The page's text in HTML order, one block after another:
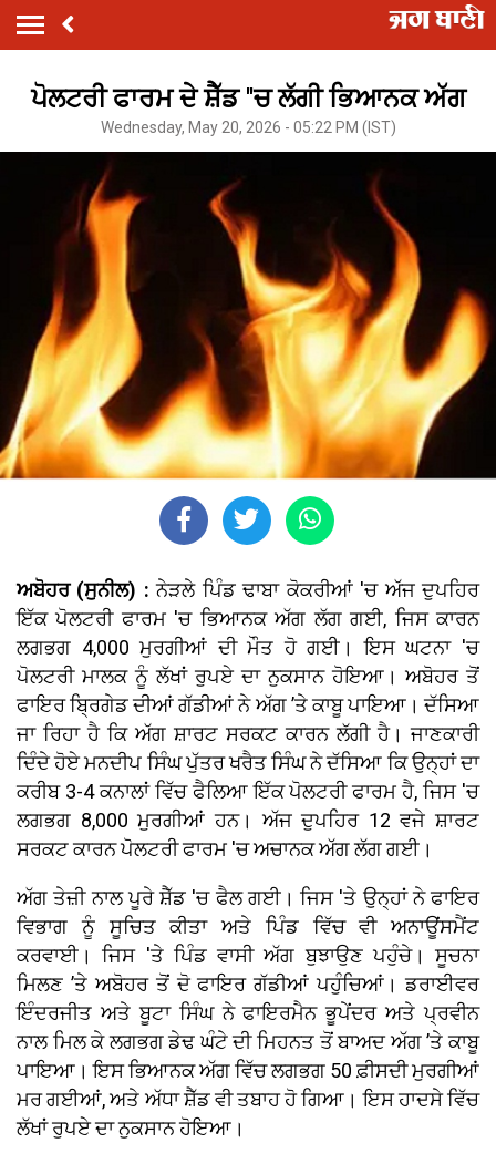
ਪੋਲਟਰੀ ਫਾਰਮ ਦੇ ਸ਼ੈੱਡ ''ਚ ਲੱਗੀ ਭਿਆਨਕ ਅੱਗ
Wednesday, May 20, 2026 - 05:22 PM (IST)
ਅਬੋਹਰ (ਸੁਨੀਲ) :ਨੇੜਲੇ ਪਿੰਡ ਢਾਬਾ ਕੋਕਰੀਆਂ 'ਚ ਅੱਜ ਦੁਪਹਿਰ
ਇੱਕ ਪੋਲਟਰੀ ਫਾਰਮ 'ਚ ਭਿਆਨਕ ਅੱਗ ਲੱਗ ਗਈ, ਜਿਸ ਕਾਰਨ
ਲਗਭਗ 4,000 ਮੁਰਗੀਆਂ ਦੀ ਮੌਤ ਹੋ ਗਈ। ਇਸ ਘਟਨਾ 'ਚ
ਪੋਲਟਰੀ ਮਾਲਕ ਨੂੰ ਲੱਖਾਂ ਰੁਪਏ ਦਾ ਨੁਕਸਾਨ ਹੋਇਆ। ਅਬੋਹਰ ਤੋਂ
ਫਾਇਰ ਬ੍ਰਿਗੇਡ ਦੀਆਂ ਗੱਡੀਆਂ ਨੇ ਅੱਗ ’ਤੇ ਕਾਬੂ ਪਾਇਆ। ਦੱਸਿਆ
ਜਾ ਰਿਹਾ ਹੈ ਕਿ ਅੱਗ ਸ਼ਾਰਟ ਸਰਕਟ ਕਾਰਨ ਲੱਗੀ ਹੈ। ਜਾਣਕਾਰੀ
ਦਿੰਦੇ ਹੋਏ ਮਨਦੀਪ ਸਿੰਘ ਪੁੱਤਰ ਖਰੈਤ ਸਿੰਘ ਨੇ ਦੱਸਿਆ ਕਿ ਉਨ੍ਹਾਂ ਦਾ
ਕਰੀਬ 3-4 ਕਨਾਲਾਂ ਵਿੱਚ ਫੈਲਿਆ ਇੱਕ ਪੋਲਟਰੀ ਫਾਰਮ ਹੈ, ਜਿਸ 'ਚ
ਲਗਭਗ 8,000 ਮੁਰਗੀਆਂ ਹਨ। ਅੱਜ ਦੁਪਹਿਰ 12 ਵਜੇ ਸ਼ਾਰਟ
ਸਰਕਟ ਕਾਰਨ ਪੋਲਟਰੀ ਫਾਰਮ 'ਚ ਅਚਾਨਕ ਅੱਗ ਲੱਗ ਗਈ।
ਅੱਗ ਤੇਜ਼ੀ ਨਾਲ ਪੂਰੇ ਸ਼ੈੱਡ 'ਚ ਫੈਲ ਗਈ। ਜਿਸ 'ਤੇ ਉਨ੍ਹਾਂ ਨੇ ਫਾਇਰ
ਵਿਭਾਗ ਨੂੰ ਸੂਚਿਤ ਕੀਤਾ ਅਤੇ ਪਿੰਡ ਵਿੱਚ ਵੀ ਅਨਾਊਂਸਮੈਂਟ
ਕਰਵਾਈ। ਜਿਸ 'ਤੇ ਪਿੰਡ ਵਾਸੀ ਅੱਗ ਬੁਝਾਉਣ ਪਹੁੰਚੇ। ਸੂਚਨਾ
ਮਿਲਣ ’ਤੇ ਅਬੋਹਰ ਤੋਂ ਦੋ ਫਾਇਰ ਗੱਡੀਆਂ ਪਹੁੰਚਿਆਂ। ਡਰਾਈਵਰ
ਇੰਦਰਜੀਤ ਅਤੇ ਬੂਟਾ ਸਿੰਘ ਨੇ ਫਾਇਰਮੈਨ ਭੂਪੇਂਦਰ ਅਤੇ ਪ੍ਰਵੀਨ
ਨਾਲ ਮਿਲ ਕੇ ਲਗਭਗ ਡੇਢ ਘੰਟੇ ਦੀ ਮਿਹਨਤ ਤੋਂ ਬਾਅਦ ਅੱਗ ’ਤੇ ਕਾਬੂ
ਪਾਇਆ। ਇਸ ਭਿਆਨਕ ਅੱਗ ਵਿੱਚ ਲਗਭਗ 50 ਫ਼ੀਸਦੀ ਮੁਰਗੀਆਂ
ਮਰ ਗਈਆਂ, ਅਤੇ ਅੱਧਾ ਸ਼ੈੱਡ ਵੀ ਤਬਾਹ ਹੋ ਗਿਆ। ਇਸ ਹਾਦਸੇ ਵਿੱਚ
ਲੱਖਾਂ ਰੁਪਏ ਦਾ ਨੁਕਸਾਨ ਹੋਇਆ।